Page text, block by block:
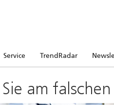
Service TrendRadar
am